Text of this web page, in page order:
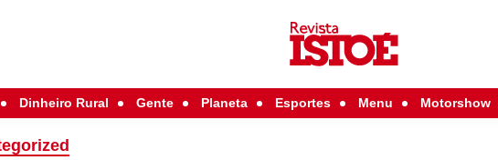
Dinheiro Rural Gente Planeta Esportes Menu Motorshow